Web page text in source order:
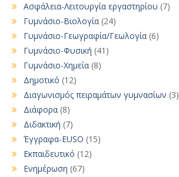
Ασφάλεια-Λειτουργία εργαστηρίου (7)
Γυμνάσιο-Βιολογία (24)
Γυμνάσιο-Γεωγραφία/Γεωλογία (6)
Γυμνάσιο-Φυσική (41)
Γυμνάσιο-Χημεία (8)
Δημοτικό (12)
Διαγωνισμός πειραμάτων γυμνασίων (3)
Διάφορα (8)
Διδακτική (7)
Έγγραφα-EUSO (15)
Εκπαιδευτικό (12)
Ενημέρωση (67)